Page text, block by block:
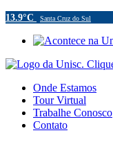
13.9°C Santa Cruz do Sul
Onde Estamos
Tour Virtual
Trabalhe Conosco
Contato